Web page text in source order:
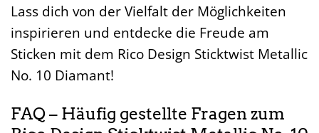
Lass dich von der Vielfalt der Möglichkeiten
inspirieren und entdecke die Freude am
Sticken mit dem Rico Design Sticktwist Metallic
No. 10 Diamant!
FAQ – Häufig gestellte Fragen zum